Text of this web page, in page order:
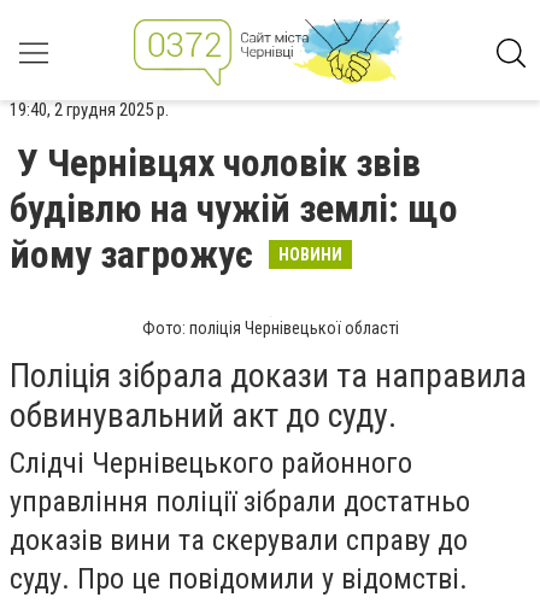
19:40, 2 грудня 2025 р.
У Чернівцях чоловік звів
будівлю на чужій землі: що
йому загрожує
НОВИНИ
Фото: поліція Чернівецької області
Поліція зібрала докази та направила
обвинувальний акт до суду.
Слідчі Чернівецького районного
управління поліції зібрали достатньо
доказів вини та скерували справу до
суду. Про це повідомили у відомстві.